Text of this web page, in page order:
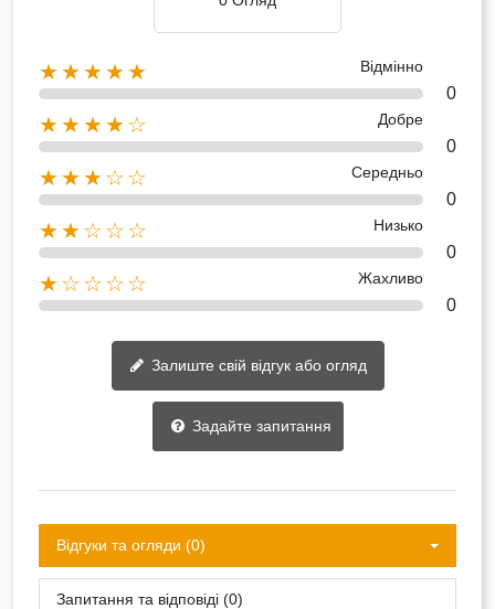
★★★★★ Відмінно
0
★★★★☆ Добре
0
★★★☆☆ Середньо
0
★★☆☆☆ Низько
0
★☆☆☆☆ Жахливо
0
Залиште свій відгук або огляд
Задайте запитання
Відгуки та огляди (0)
Запитання та відповіді (0)